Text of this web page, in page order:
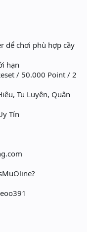
dể chơi phù hợp cầy
hạn
/ 50.000 Point / 2
Tu Luyện, Quân
Tín